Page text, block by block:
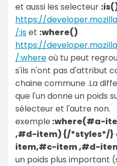
et aussi les selecteur
https://
/:iset :where()
https://
/:whereoù tu peut
s'ils n'ont pas d'attribut
chaine commune .La
que l'un donne un poids
sélecteur et l'autre non.
exemple :where(#a-
,#d-item) {/*styles*/}
item,#c-item ,#d-
un poids plus important